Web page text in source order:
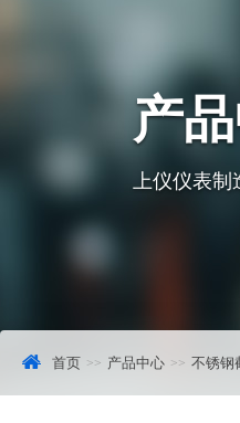
产
上仪仪表制
首页 产品中心 不锈钢